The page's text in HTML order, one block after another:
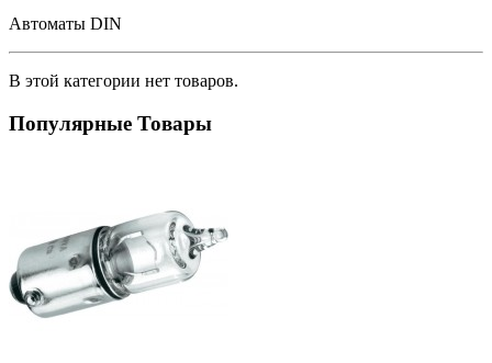
Автоматы DIN
В этой категории нет товаров.
Популярные Товары